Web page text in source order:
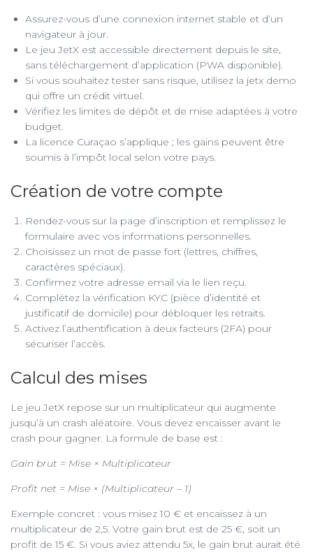
Assurez-vous d’une connexion internet stable et d’un
navigateur à jour.
Le jeu JetX est accessible directement depuis le site,
sans téléchargement d’application (PWA disponible).
Si vous souhaitez tester sans risque, utilisez la jetx demo
qui offre un crédit virtuel.
Vérifiez les limites de dépôt et de mise adaptées à votre
budget.
La licence Curaçao s’applique ; les gains peuvent être
soumis à l’impôt local selon votre pays.
Création de votre compte
Rendez-vous sur la page d’inscription et remplissez le
formulaire avec vos informations personnelles.
Choisissez un mot de passe fort (lettres, chiffres,
caractères spéciaux).
Confirmez votre adresse email via le lien reçu.
Complétez la vérification KYC (pièce d’identité et
justificatif de domicile) pour débloquer les retraits.
Activez l’authentification à deux facteurs (2FA) pour
sécuriser l’accès.
Calcul des mises
Le jeu JetX repose sur un multiplicateur qui augmente
jusqu’à un crash aléatoire. Vous devez encaisser avant le
crash pour gagner. La formule de base est :
Gain brut = Mise × Multiplicateur
Profit net = Mise × (Multiplicateur – 1)
Exemple concret : vous misez 10 € et encaissez à un
multiplicateur de 2,5. Votre gain brut est de 25 €, soit un
profit de 15 €. Si vous aviez attendu 5x, le gain brut aurait été